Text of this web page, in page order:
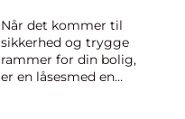
Når det kommer til
sikkerhed og trygge
rammer for din bolig,
er en låsesmed en